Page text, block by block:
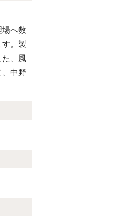
へ数
。製
、風
中野